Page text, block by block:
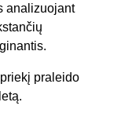
analizuojant
praleido